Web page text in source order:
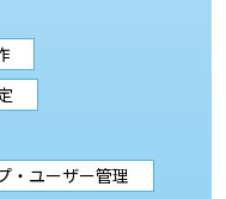
・ユーザー管理